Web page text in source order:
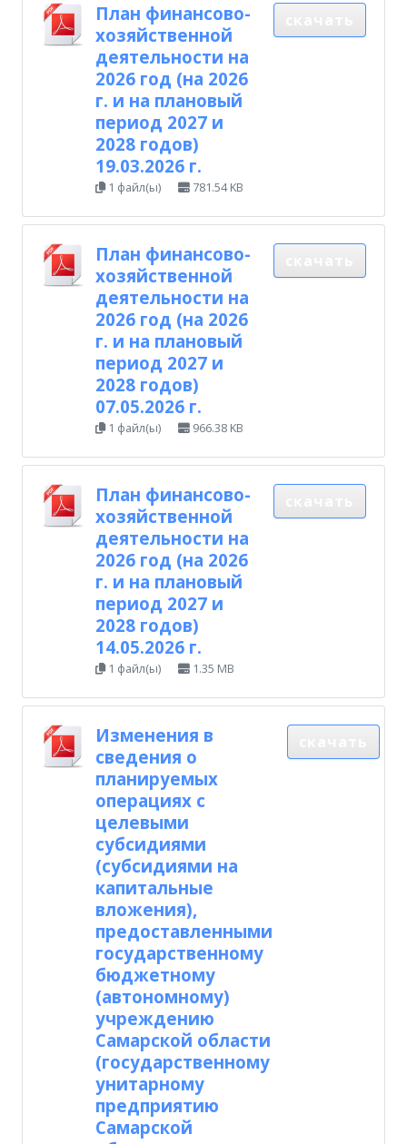
План финансово-
хозяйственной
деятельности на
2026 год (на 2026
г. и на плановый
период 2027 и
2028 годов)
19.03.2026 г.
1 файл(ы) 781.54 KB
План финансово-
хозяйственной
деятельности на
2026 год (на 2026
г. и на плановый
период 2027 и
2028 годов)
07.05.2026 г.
1 файл(ы) 966.38 KB
План финансово-
хозяйственной
деятельности на
2026 год (на 2026
г. и на плановый
период 2027 и
2028 годов)
14.05.2026 г.
1 файл(ы) 1.35 MB
Изменения в
сведения о
планируемых
операциях с
целевыми
субсидиями
(субсидиями на
капитальные
вложения),
предоставленными
государственному
бюджетному
(автономному)
учреждению
Самарской области
(государственному
унитарному
предприятию
Самарской